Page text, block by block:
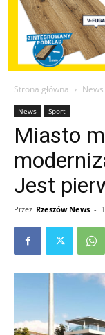
Strona główna News
News Sport
Miasto
Jest
Przez Rzeszów News -